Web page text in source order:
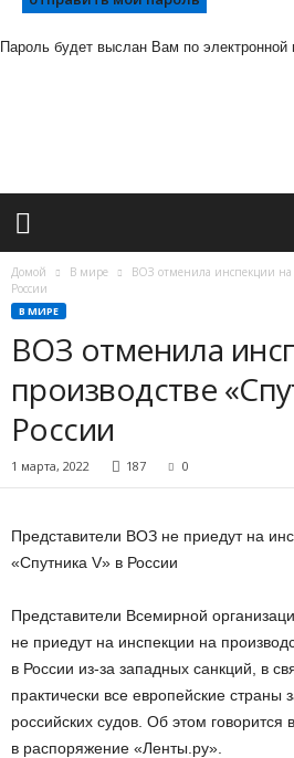
Пароль будет выслан Вам по электронной
ж
Домой В мире
ВОЗ отменила инспекции на
России
В МИРЕ
ВОЗ отменила
производстве
России
1 марта, 2022 187 0
Представители ВОЗ не приедут на
«Спутника V» в России
Представители Всемирной
не приедут на инспекции на
в России из-за западных санкций, в
практически все европейские страны
российских судов. Об этом говорится
в распоряжение «Ленты.ру».